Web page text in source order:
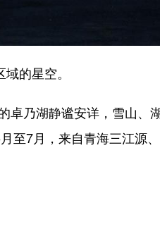
的星空。
乃湖静谧安详，雪山、
至7月，来自青海三江